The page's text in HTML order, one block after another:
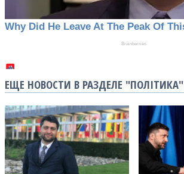
ЕЩЕ НОВОСТИ В РАЗДЕЛЕ "ПОЛІТИКА"